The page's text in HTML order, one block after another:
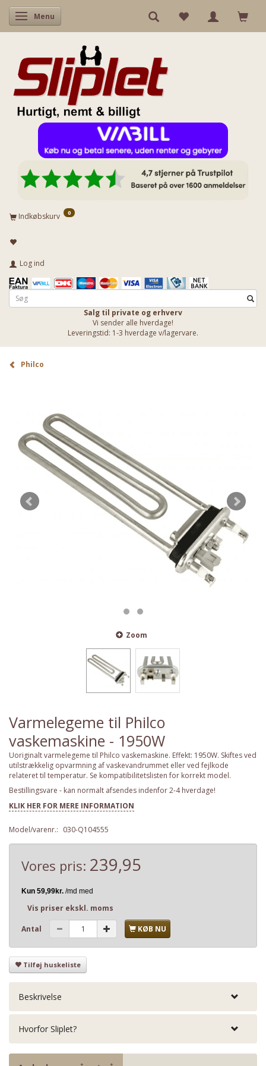
Skifte navigation
Menu
Indkøbskurv 0
Log ind
Salg til private og erhverv
Vi sender alle hverdage!
Leveringstid: 1-3 hverdage v/lagervare.
Philco
Zoom
Varmelegeme til Philco
vaskemaskine - 1950W
Uoriginalt varmelegeme til Philco vaskemaskine. Effekt: 1950W. Skiftes ved
utilstrækkelig opvarmning af vaskevandrummet eller ved fejlkode
relateret til temperatur. Se kompatibilitetslisten for korrekt model.
Bestillingsvare - kan normalt afsendes indenfor 2-4 hverdage!
KLIK HER FOR MERE INFORMATION
Model/varenr.: 030-Q104555
Vores pris: 239,95
Vis priser ekskl. moms
Antal KØB NU
Tilføj huskeliste
Beskrivelse
Hvorfor Sliplet?